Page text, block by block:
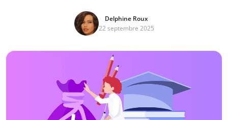
Delphine Roux
22 septembre 2025